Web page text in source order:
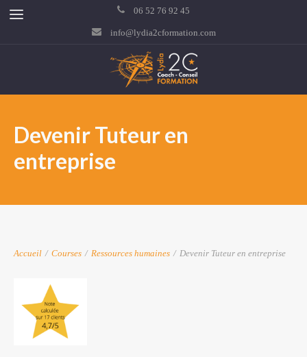
06 52 76 92 45
info@lydia2cformation.com
Devenir Tuteur en
entreprise
Accueil / Courses / Ressources humaines / Devenir Tuteur en entreprise